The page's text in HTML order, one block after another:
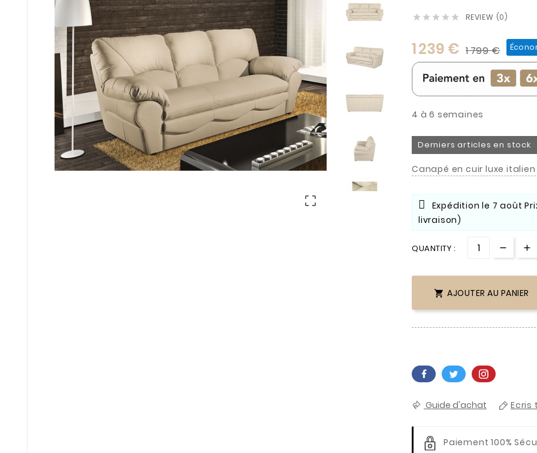

     REVIEW (0)
1 239 € 1 799 €
4 à 6 semaines
Derniers articles en stock
Canapé en cuir luxe
Expédition le 7 août
livraison)
QUANTITY :
 AJOUTER AU PANIER
Guide d'achat Ecris
Paiement 100%